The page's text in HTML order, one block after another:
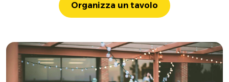
Organizza un tavolo